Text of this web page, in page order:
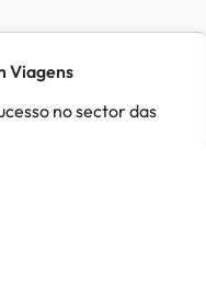
Viagens
no sector das